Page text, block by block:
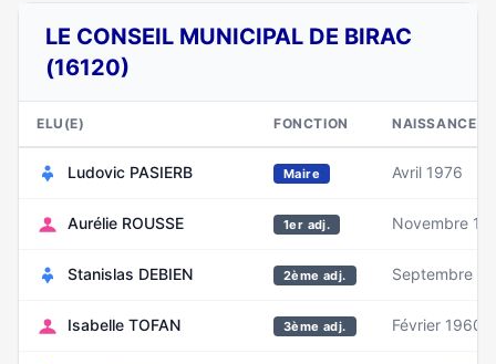
LE CONSEIL MUNICIPAL DE BIRAC
(16120)
ELU(E) FONCTION NAISSANCE
Ludovic PASIERB Maire Avril 1976
Aurélie ROUSSE 1er adj. Novembre
Stanislas DEBIEN 2ème adj. Septembre
Isabelle TOFAN 3ème adj. Février 1960